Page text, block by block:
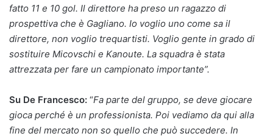
fatto 11 e 10 gol. Il direttore ha preso un ragazzo di
prospettiva che è Gagliano. Io voglio uno come sa il
direttore, non voglio trequartisti. Voglio gente in grado di
sostituire Micovschi e Kanoute. La squadra è stata
attrezzata per fare un campionato importante”.
Su De Francesco: “Fa parte del gruppo, se deve giocare
gioca perché è un professionista. Poi vediamo da qui alla
fine del mercato non so quello che può succedere. In